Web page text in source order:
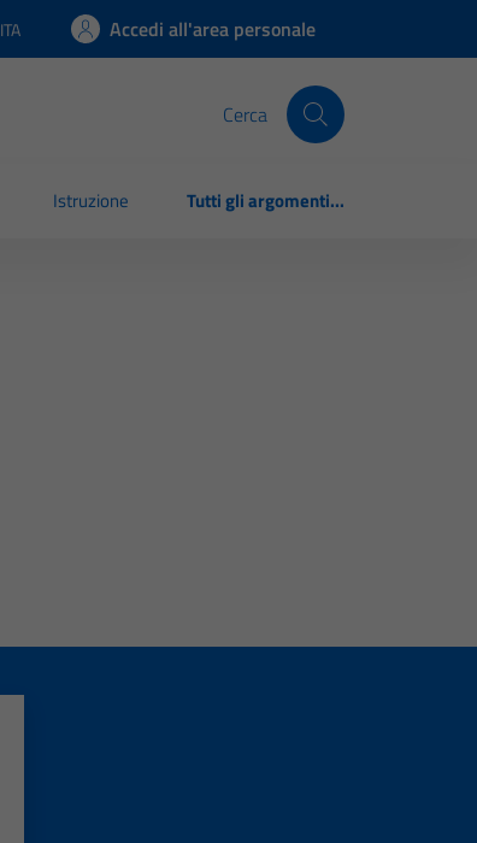
Lingua attiva:
ITA Accedi all'area personale
Cerca
Istruzione Tutti gli argomenti...